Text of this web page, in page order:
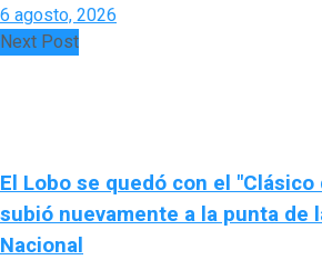
6 agosto, 2026
Next Post
El Lobo se quedó con el
subió nuevamente a la punta de
Nacional